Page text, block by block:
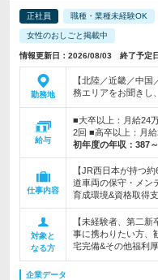
正社員 職種・業種未経験OK
女性のおしごと掲載中
情報更新日：2026/08/03 終了予定
勤務地
【北陸／近畿／中
務エリアをお聞きし
給与
■大卒以上：月給24
2回 ■高卒以上：月
初年度の年収： 387
仕事内容
【JR西日本が持つ
道車両の保守・メン
育成環境&資格取得
対象と
なる方
【未経験者、第二
事に携わりたい方
宅完備&その他福利
企業データ